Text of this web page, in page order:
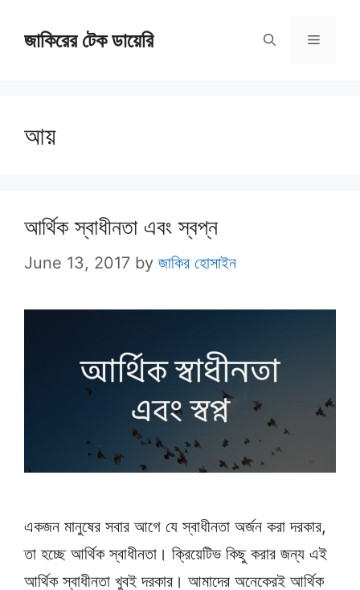
জাকিরের টেক ডায়েরি Menu
আয়
আর্থিক স্বাধীনতা এবং স্বপ্ন
June 13, 2017 by জাকির হোসাইন
একজন মানুষের সবার আগে যে স্বাধীনতা অর্জন করা দরকার,
তা হচ্ছে আর্থিক স্বাধীনতা। ক্রিয়েটিভ কিছু করার জন্য এই
আর্থিক স্বাধীনতা খুবই দরকার। আমাদের অনেকেরই আর্থিক